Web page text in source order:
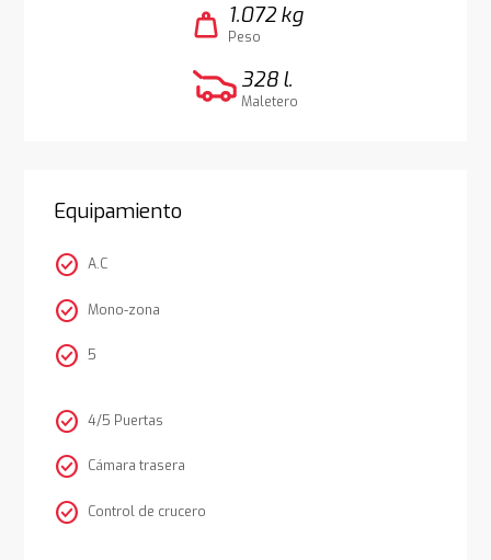
weight 1.072 kg
Peso
328 l.
Maletero
Equipamiento
check_circle A.C
check_circle Mono-zona
check_circle 5
check_circle 4/5 Puertas
check_circle Cámara trasera
check_circle Control de crucero